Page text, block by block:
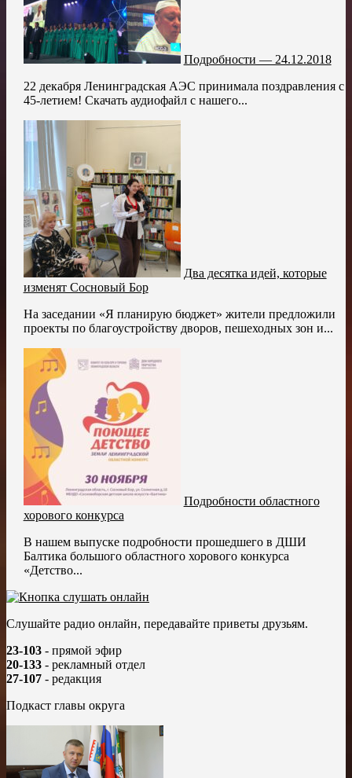
Подробности — 24.12.2018
22 декабря Ленинградская АЭС принимала поздравления с
45-летием! Скачать аудиофайл с нашего...
Два десятка идей, которые
изменят Сосновый Бор
На заседании «Я планирую бюджет» жители предложили
проекты по благоустройству дворов, пешеходных зон и...
Подробности областного
хорового конкурса
В нашем выпуске подробности прошедшего в ДШИ
Балтика большого областного хорового конкурса
«Детство...
Слушайте радио онлайн, передавайте приветы друзьям.
23-103 - прямой эфир
20-133 - рекламный отдел
27-107 - редакция
Подкаст главы округа